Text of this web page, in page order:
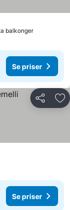
balkongerSe priser
Se priser
Dela
Se priser